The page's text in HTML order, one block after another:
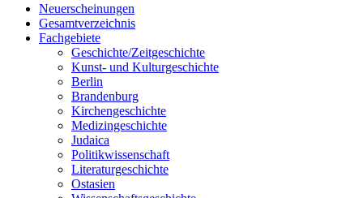
Neuerscheinungen
Gesamtverzeichnis
Fachgebiete
Geschichte/Zeitgeschichte
Kunst- und Kulturgeschichte
Berlin
Brandenburg
Kirchengeschichte
Medizingeschichte
Judaica
Politikwissenschaft
Literaturgeschichte
Ostasien